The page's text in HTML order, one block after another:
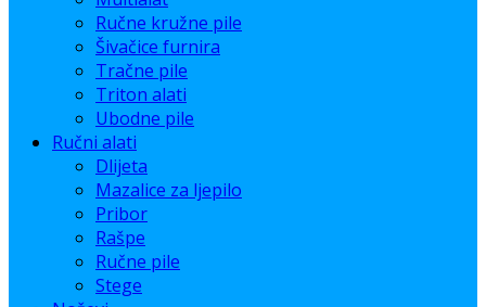
Ručne kružne pile
Šivačice furnira
Tračne pile
Triton alati
Ubodne pile
Ručni alati
Dlijeta
Mazalice za ljepilo
Pribor
Rašpe
Ručne pile
Stege